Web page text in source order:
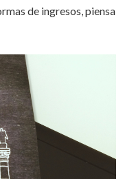
de ingresos, piensa